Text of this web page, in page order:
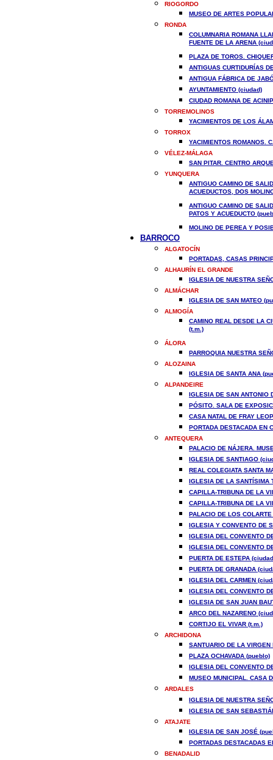
RIOGORDO
MUSEO DE ARTES
RONDA
COLUMNARIA ROMANA
FUENTE DE LA ARENA
PLAZA DE TOROS.
ANTIGUAS CURTIDURÍAS
ANTIGUA FÁBRICA DE
AYUNTAMIENTO (ciudad)
CIUDAD ROMANA DE
TORREMOLINOS
YACIMIENTOS DE LOS
TORROX
YACIMIENTOS ROMANOS.
VÉLEZ-MÁLAGA
SAN PITAR. CENTRO
YUNQUERA
ANTIGUO CAMINO DE
ACUEDUCTOS, DOS
ANTIGUO CAMINO DE
PATOS Y ACUEDUCTO
MOLINO DE PEREA Y
BARROCO
ALGATOCÍN
PORTADAS, CASAS
ALHAURÍN EL GRANDE
IGLESIA DE NUESTRA
ALMÁCHAR
IGLESIA DE SAN MATEO
ALMOGÍA
CAMINO REAL DESDE LA
(t.m.)
ÁLORA
PARROQUIA NUESTRA
ALOZAINA
IGLESIA DE SANTA ANA
ALPANDEIRE
IGLESIA DE SAN ANTONIO
PÓSITO. SALA DE
CASA NATAL DE FRAY
PORTADA DESTACADA EN
ANTEQUERA
PALACIO DE NÁJERA.
IGLESIA DE SANTIAGO
REAL COLEGIATA SANTA
IGLESIA DE LA SANTÍSIMA
CAPILLA-TRIBUNA DE LA
CAPILLA-TRIBUNA DE LA
PALACIO DE LOS
IGLESIA Y CONVENTO DE
IGLESIA DEL CONVENTO
IGLESIA DEL CONVENTO
PUERTA DE ESTEPA
PUERTA DE GRANADA
IGLESIA DEL CARMEN
IGLESIA DEL CONVENTO
IGLESIA DE SAN JUAN
ARCO DEL NAZARENO
CORTIJO EL VIVAR (t.m.)
ARCHIDONA
SANTUARIO DE LA
PLAZA OCHAVADA (pueblo)
IGLESIA DEL CONVENTO
MUSEO MUNICIPAL. CASA
ARDALES
IGLESIA DE NUESTRA
IGLESIA DE SAN
ATAJATE
IGLESIA DE SAN JOSÉ
PORTADAS DESTACADAS
BENADALID